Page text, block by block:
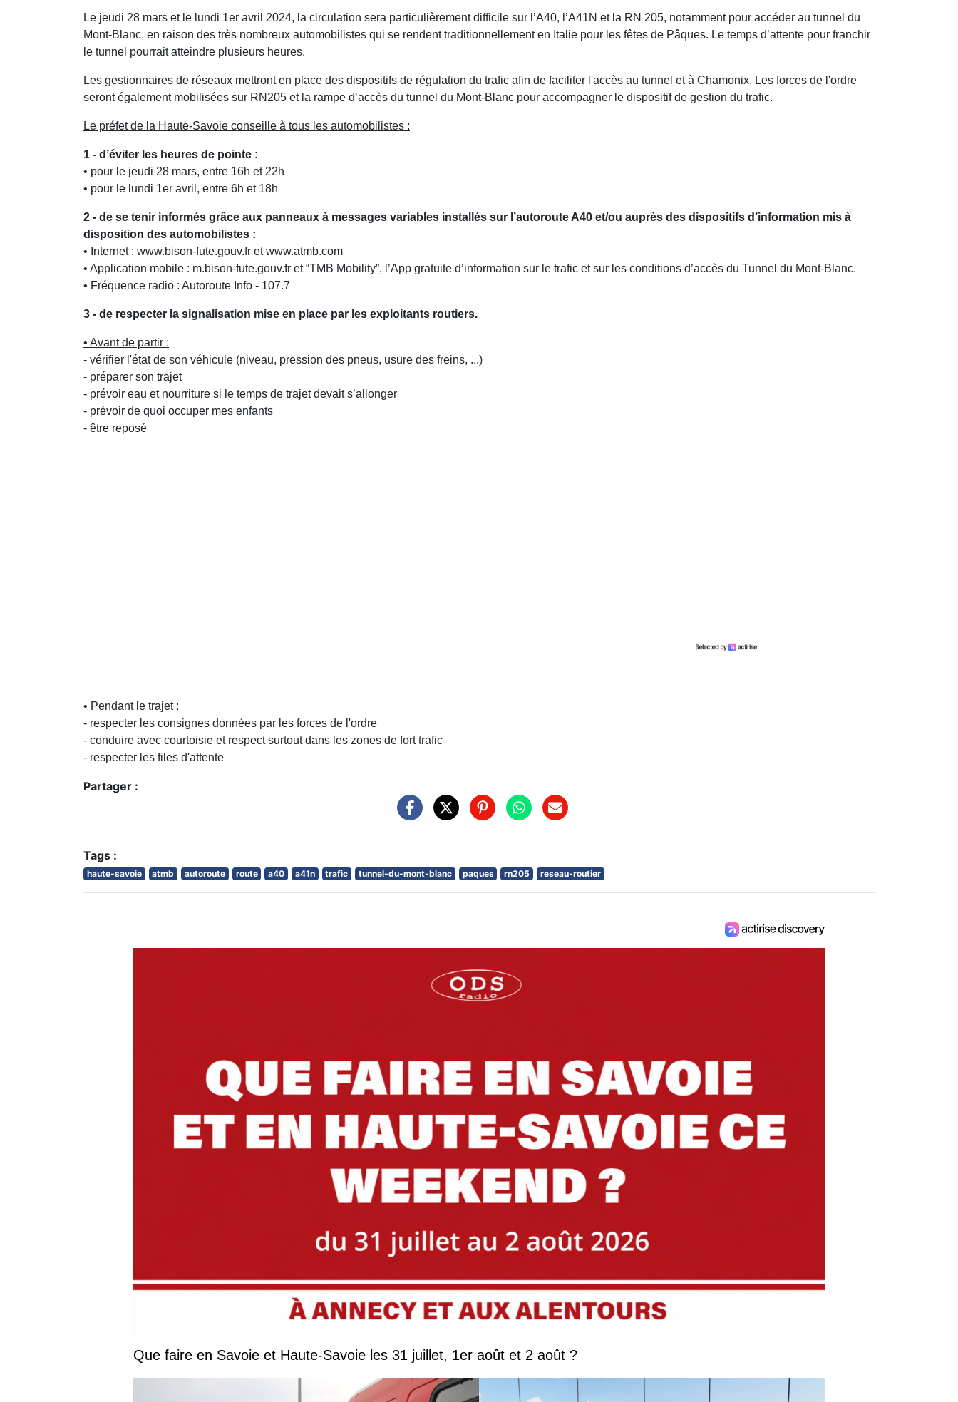
Le jeudi 28 mars et le lundi 1er avril 2024, la circulation sera particulièrement difficile sur l’A40, l’A41N et la RN 205, notamment pour accéder au tunnel du
Mont-Blanc, en raison des très nombreux automobilistes qui se rendent traditionnellement en Italie pour les fêtes de Pâques. Le temps d’attente pour franchir
le tunnel pourrait atteindre plusieurs heures.
Les gestionnaires de réseaux mettront en place des dispositifs de régulation du trafic afin de faciliter l'accès au tunnel et à Chamonix. Les forces de l'ordre
seront également mobilisées sur RN205 et la rampe d’accès du tunnel du Mont-Blanc pour accompagner le dispositif de gestion du trafic.
Le préfet de la Haute-Savoie conseille à tous les automobilistes :
1 - d’éviter les heures de pointe :
• pour le jeudi 28 mars, entre 16h et 22h
• pour le lundi 1er avril, entre 6h et 18h
2 - de se tenir informés grâce aux panneaux à messages variables installés sur l’autoroute A40 et/ou auprès des dispositifs d’information mis à
disposition des automobilistes :
• Internet : www.bison-fute.gouv.fr et www.atmb.com
• Application mobile : m.bison-fute.gouv.fr et “TMB Mobility”, l’App gratuite d’information sur le trafic et sur les conditions d’accès du Tunnel du Mont-Blanc.
• Fréquence radio : Autoroute Info - 107.7
3 - de respecter la signalisation mise en place par les exploitants routiers.
• Avant de partir :
- vérifier l'état de son véhicule (niveau, pression des pneus, usure des freins, ...)
- préparer son trajet
- prévoir eau et nourriture si le temps de trajet devait s’allonger
- prévoir de quoi occuper mes enfants
- être reposé
• Pendant le trajet :
- respecter les consignes données par les forces de l'ordre
- conduire avec courtoisie et respect surtout dans les zones de fort trafic
- respecter les files d'attente
Partager :
Tags :
haute-savoie atmb autoroute route a40 a41n trafic tunnel-du-mont-blanc paques rn205 reseau-routier
Que faire en Savoie et Haute-Savoie les 31 juillet, 1er août et 2 août ?